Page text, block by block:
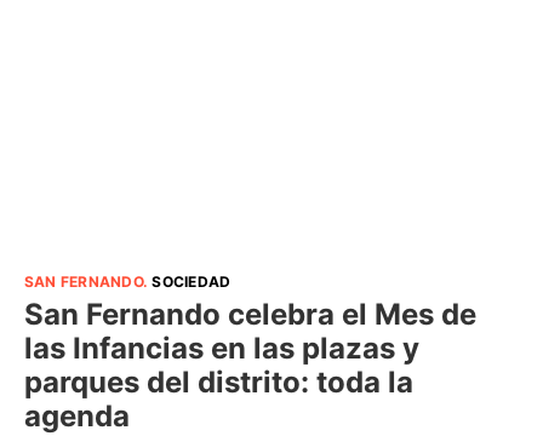
SAN FERNANDO.SOCIEDAD
San Fernando celebra el Mes de
las Infancias en las plazas y
parques del distrito: toda la
agenda